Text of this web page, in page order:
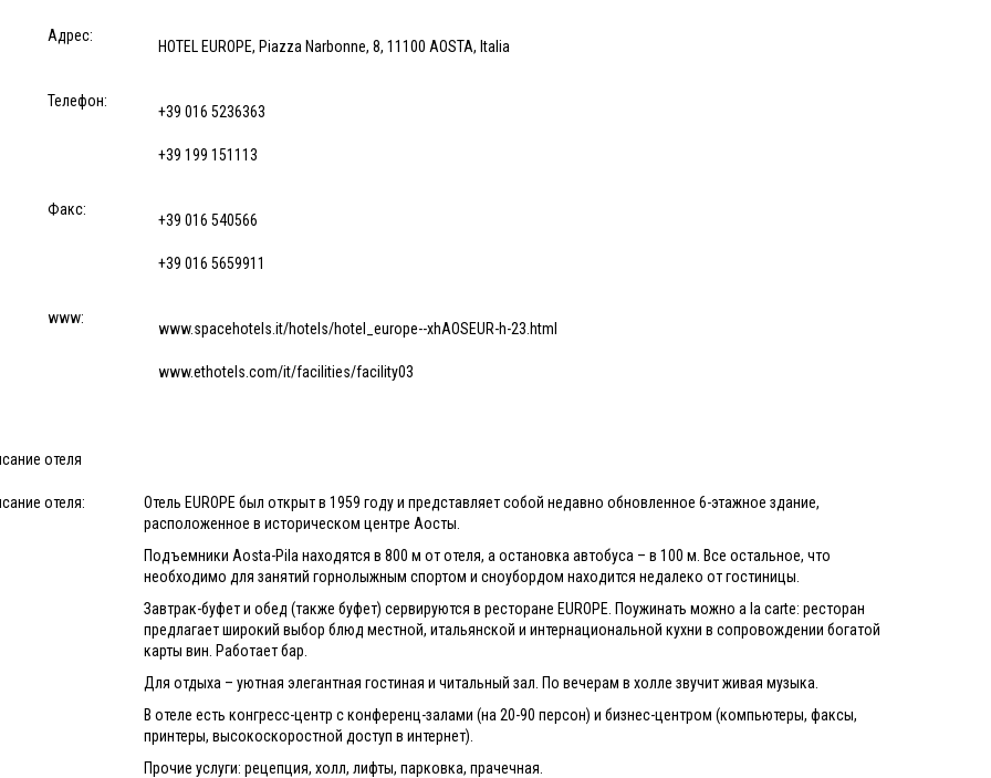
Адрес:
HOTEL EUROPE, Piazza Narbonne, 8, 11100 AOSTA, Italia
Телефон:
+39 016 5236363
+39 199 151113
Факс:
+39 016 540566
+39 016 5659911
www:
www.spacehotels.it/hotels/hotel_europe--xhAOSEUR-h-23.html
www.ethotels.com/it/facilities/facility03
отеля
отеля:
Отель EUROPE был открыт в 1959 году и представляет собой недавно обновленное 6-этажное здание,
расположенное в историческом центре Аосты.
Подъемники Aosta-Pila находятся в 800 м от отеля, а остановка автобуса – в 100 м. Все остальное, что
необходимо для занятий горнолыжным спортом и сноубордом находится недалеко от гостиницы.
Завтрак-буфет и обед (также буфет) сервируются в ресторане EUROPE. Поужинать можно a la carte: ресторан
предлагает широкий выбор блюд местной, итальянской и интернациональной кухни в сопровождении богатой
карты вин. Работает бар.
Для отдыха – уютная элегантная гостиная и читальный зал. По вечерам в холле звучит живая музыка.
В отеле есть конгресс-центр с конференц-залами (на 20-90 персон) и бизнес-центром (компьютеры, факсы,
принтеры, высокоскоростной доступ в интернет).
Прочие услуги: рецепция, холл, лифты, парковка, прачечная.